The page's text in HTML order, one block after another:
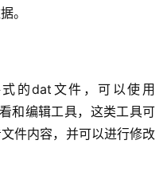
。
的dat文件，可以使用
和编辑工具，这类工具可
件内容，并可以进行修改